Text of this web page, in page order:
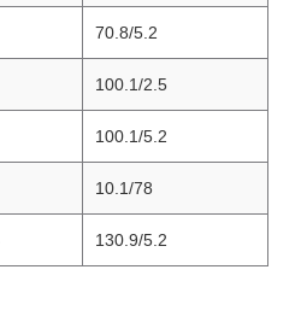
70.8/5.2
100.1/2.5
100.1/5.2
10.1/78
130.9/5.2